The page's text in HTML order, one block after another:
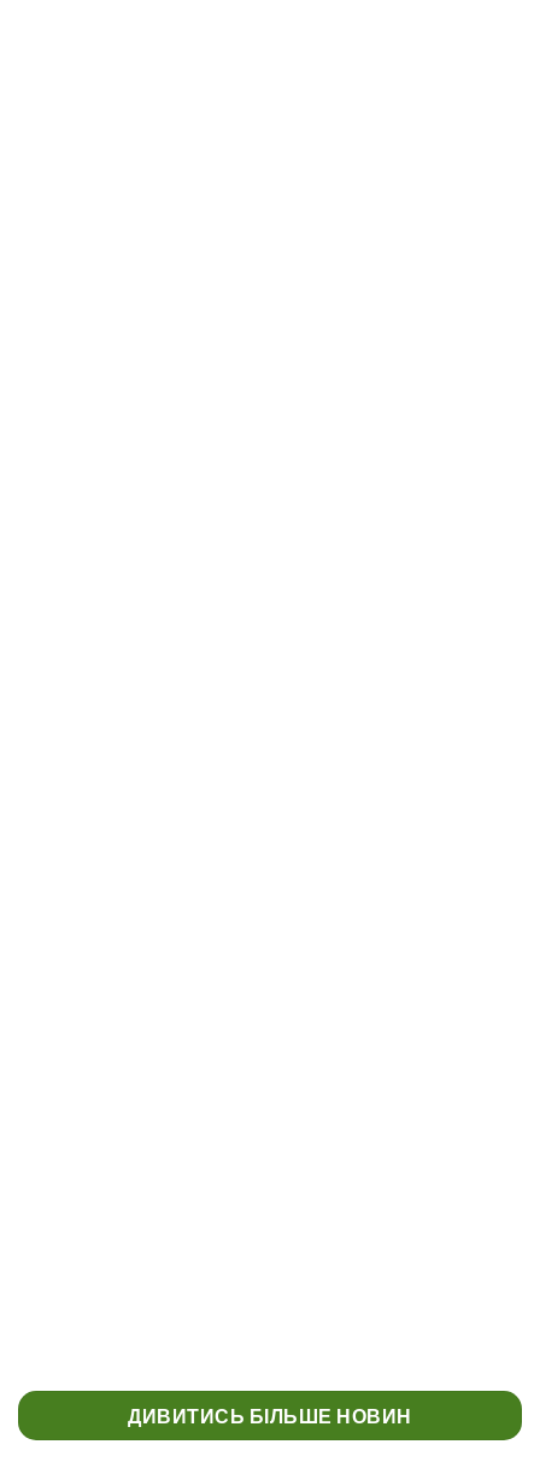
УКРАЇНСЬКОЇ ДІАСПОРИ
ДИВИТИСЬ БІЛЬШЕ НОВИН